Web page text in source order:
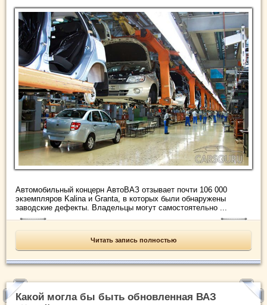
Автомобильный концерн АвтоВАЗ отзывает почти 106 000
экземпляров Kalina и Granta, в которых были обнаружены
заводские дефекты. Владельцы могут самостоятельно ...
Читать запись полностью
Какой могла бы быть обновленная ВАЗ